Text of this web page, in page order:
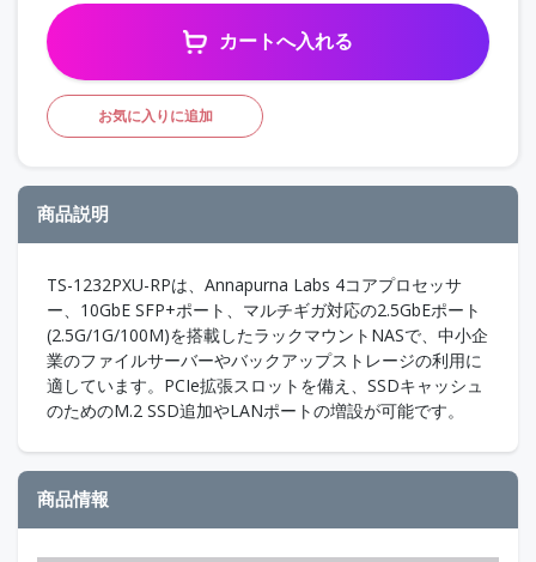
カートへ入れる
お気に入りに追加
商品説明
TS-1232PXU-RPは、Annapurna Labs 4コアプロセッサ
ー、10GbE SFP+ポート、マルチギガ対応の2.5GbEポート
(2.5G/1G/100M)を搭載したラックマウントNASで、中小企
業のファイルサーバーやバックアップストレージの利用に
適しています。PCIe拡張スロットを備え、SSDキャッシュ
のためのM.2 SSD追加やLANポートの増設が可能です。
商品情報